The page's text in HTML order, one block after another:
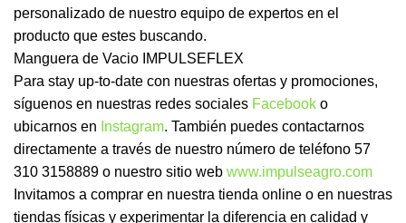
personalizado de nuestro equipo de expertos en el
producto que estes buscando.
Manguera de Vacio IMPULSEFLEX
Para stay up-to-date con nuestras ofertas y promociones,
síguenos en nuestras redes sociales Facebook o
ubicarnos en Instagram. También puedes contactarnos
directamente a través de nuestro número de teléfono 57
310 3158889 o nuestro sitio web www.impulseagro.com
Invitamos a comprar en nuestra tienda online o en nuestras
tiendas físicas y experimentar la diferencia en calidad y